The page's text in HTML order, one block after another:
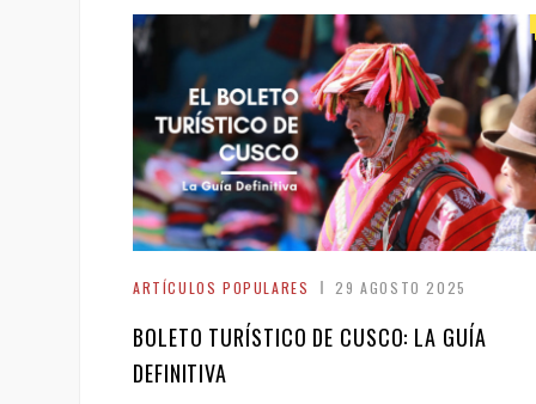
ARTÍCULOS POPULARES 29 AGOSTO 2025
BOLETO TURÍSTICO DE CUSCO: LA GUÍA
DEFINITIVA